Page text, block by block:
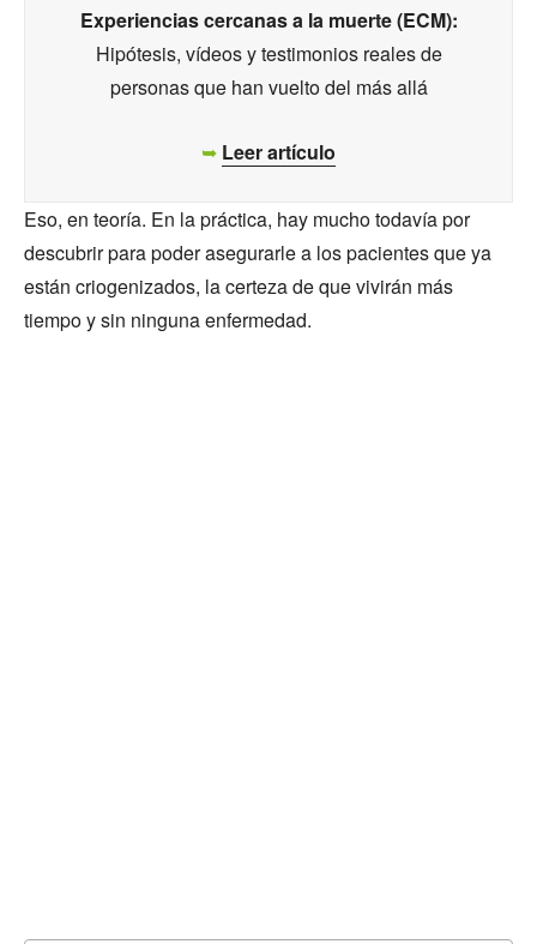
Experiencias cercanas a la muerte (ECM):
Hipótesis, vídeos y testimonios reales de
personas que han vuelto del más allá
➥ Leer artículo
Eso, en teoría. En la práctica, hay mucho todavía por
descubrir para poder asegurarle a los pacientes que ya
están criogenizados, la certeza de que vivirán más
tiempo y sin ninguna enfermedad.